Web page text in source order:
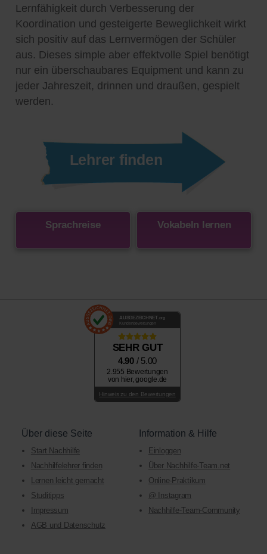
Lernfähigkeit durch Verbesserung der
Koordination und gesteigerte Beweglichkeit wirkt
sich positiv auf das Lernvermögen der Schüler
aus. Dieses simple aber effektvolle Spiel benötigt
nur ein überschaubares Equipment und kann zu
jeder Jahreszeit, drinnen und draußen, gespielt
werden.
Lehrer finden
Vokabeln lernen
Sprachreise
AUSGEZEICHNET .org
Kundenbewertungen
SEHR GUT
4.90 / 5.00
2.955 Bewertungen
von hier, google.de
Hinweis zu den Bewertungen
Über diese Seite
Start Nachhilfe
Nachhilfelehrer finden
Lernen leicht gemacht
Studitipps
Impressum
AGB und Datenschutz
Information & Hilfe
Einloggen
Über Nachhilfe-Team.net
Online-Praktikum
@ Instagram
Nachhilfe-Team-Community